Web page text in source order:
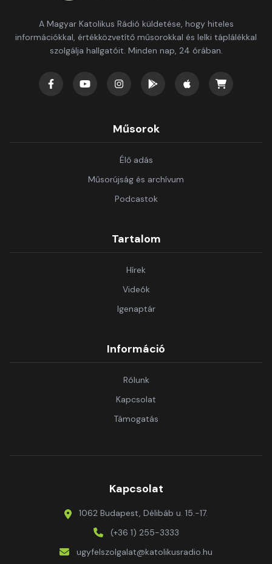
A Magyar Katolikus Rádió küldetése, hogy hiteles
információkkal, értékközvetítő műsorokkal és lelki táplálékkal
szolgálja hallgatóit. Minden nap, 24 órában.
Műsorok
Élő adás
Műsorújság és archívum
Podcastok
Tartalom
Hírek
Videók
Igenaptár
Információ
Rólunk
Kapcsolat
Támogatás
Kapcsolat
1062 Budapest, Délibáb u. 15.-17.
(+36 1) 255-3333
ugyfelszolgalat@katolikusradio.hu